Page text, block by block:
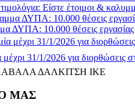
Είστε έτοιμοι &
ΔΥΠΑ: 10.000 θέσεις εργασίας
31/1/2026 για διορθώσεις
ΜΑΣ